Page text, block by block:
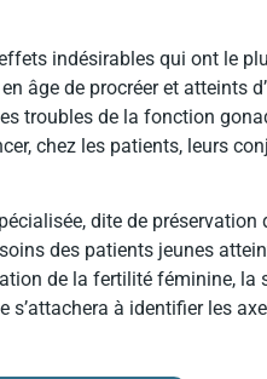
indésirables qui ont le
âge de procréer et atteints
troubles de la fonction
chez les patients, leurs
dite de
des patients jeunes
de la fertilité féminine, la
à identifier les